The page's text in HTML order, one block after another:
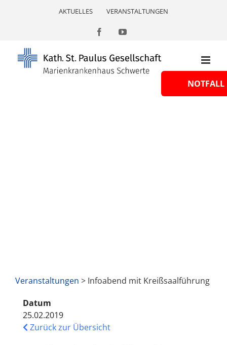
AKTUELLES VERANSTALTUNGEN
FacebookYouTube
Veranstaltungen > Infoabend mit Kreißsaalführung
Datum
25.02.2019
Zurück zur Übersicht
NOTFALL